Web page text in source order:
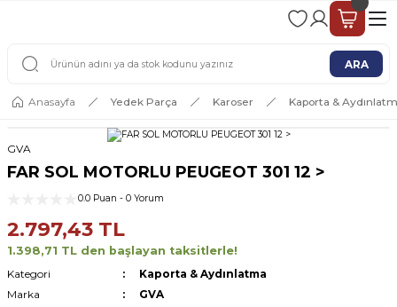
2 - 4 İŞ GÜNÜ İÇERİSİNDE KARGO
ARA
Anasayfa Yedek Parça Karoser Kaporta &
GVA
FAR SOL MOTORLU PEUGEOT 301 12 >
0.0 Puan - 0 Yorum
2.797,43 TL
1.398,71 TL den başlayan taksitlerle!
Kategori
Kaporta & Aydınlatma
Marka
GVA